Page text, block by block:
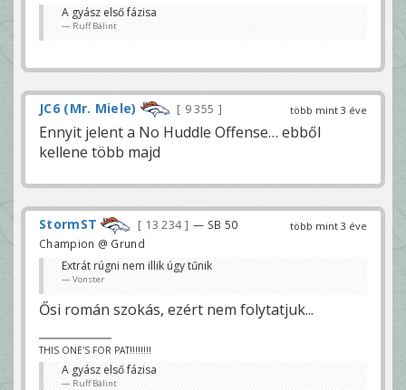
A gyász első fázisa
Ruff Bálint
több mint 3 éve
JC6 (Mr. Miele) 9 355
Ennyit jelent a No Huddle Offense… ebből
kellene több majd
több mint 3 éve
StormST 13 234
— SB 50
Champion @ Grund
Extrát rúgni nem illik úgy tűnik
Vonster
Ősi román szokás, ezért nem folytatjuk...
THIS ONE'S FOR PAT!!!!!!!!
A gyász első fázisa
Ruff Bálint